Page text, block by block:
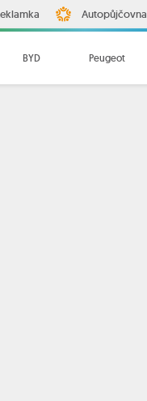
Autopůjčovna
BYD Peugeot